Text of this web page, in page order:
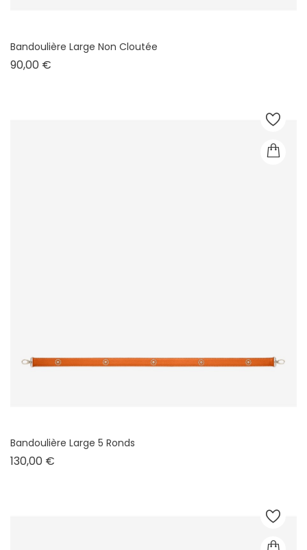
Bandoulière Large Non Cloutée
90,00 €
Bandoulière Large 5 Ronds
130,00 €